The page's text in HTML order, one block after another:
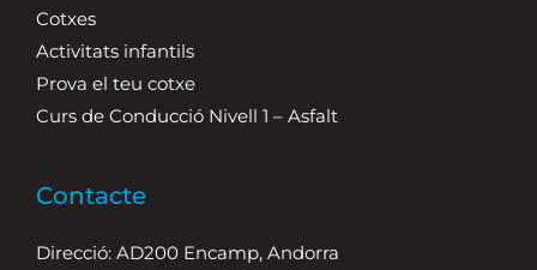
Cotxes
Activitats infantils
Prova el teu cotxe
Curs de Conducció Nivell 1 – Asfalt
Contacte
Direcció: AD200 Encamp, Andorra